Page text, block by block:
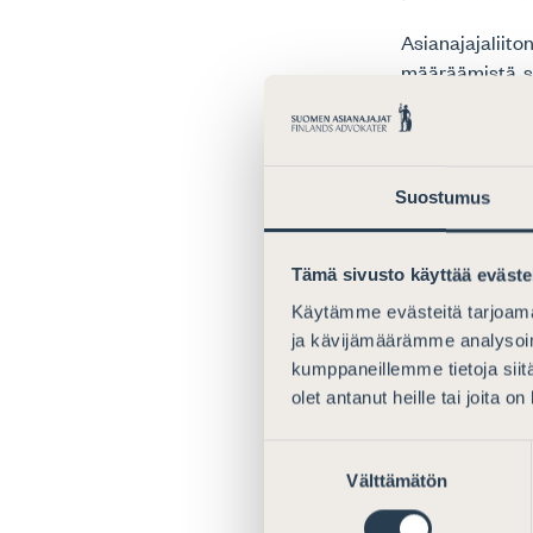
Suostumus
Tämä sivusto käyttää
Käytämme evästeitä
ja kävijämäärämme
kumppaneillemme tietoja
olet antanut heille tai joita
Välttämätön
määräämistä,
riskiarviotaan
Hallinto-
Asianajajaliitto
yhteinen